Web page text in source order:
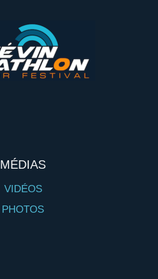
MÉDIAS
VIDÉOS
PHOTOS